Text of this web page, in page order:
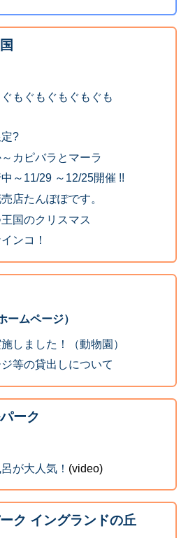
ぐもぐもぐもぐもぐも
?
カピバラとマーラ
～11/29 ～12/25開催 !!
店たんぽぽです。
国のクリスマス
ンコ！
ームページ）
しました！（動物園）
等の貸出しについて
ーク
が大人気！ (video)
ク イングランドの丘